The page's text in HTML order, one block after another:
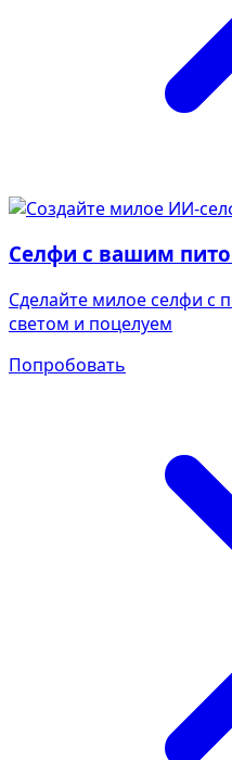
Селфи с вашим
Сделайте милое селфи с
светом и поцелуем
Попробовать